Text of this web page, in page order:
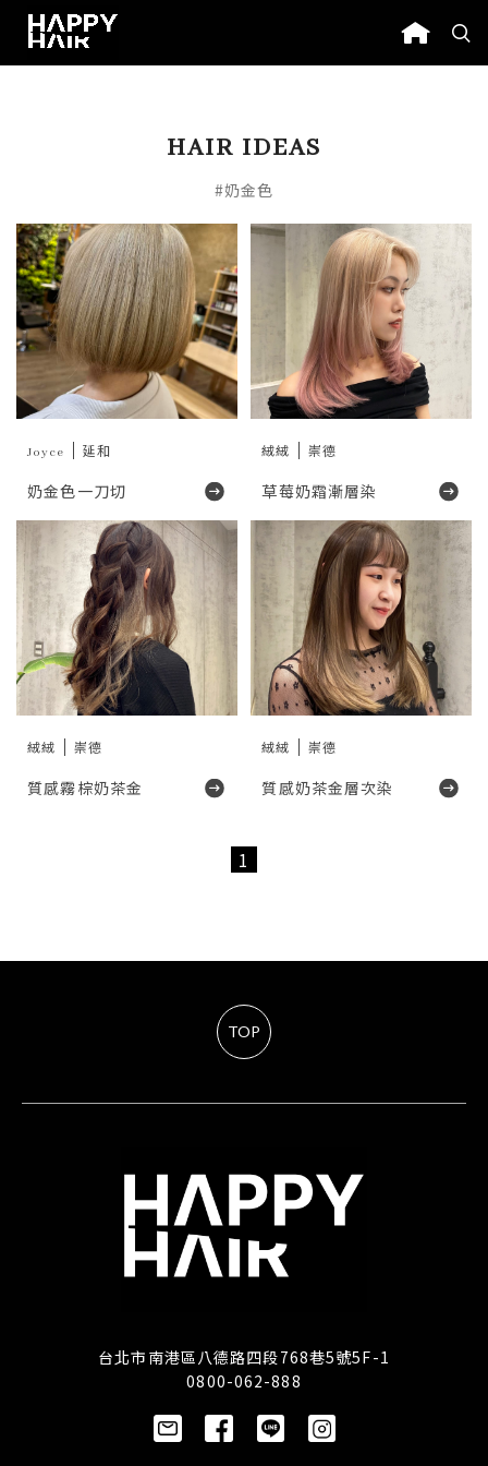
HAIR IDEAS
#奶金色
Joyce 延和
奶金色一刀切
絨絨 崇德
草莓奶霜漸層染
絨絨 崇德
質感霧棕奶茶金
絨絨 崇德
質感奶茶金層次染
1
TOP
台北市南港區八德路四段768巷5號5F-1
0800-062-888